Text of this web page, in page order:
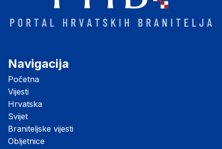
Navigacija
Početna
Vijesti
Hrvatska
Svijet
Braniteljske vijesti
Obljetnice